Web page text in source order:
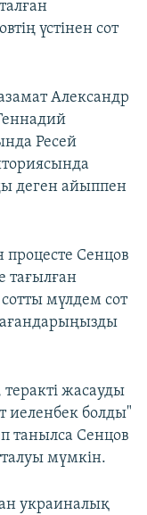
үстінен сот
Александр
Ресей
деген айыппен
процесте Сенцов
тағылған
мүлдем сот
жасауды
иеленбек болды"
танылса Сенцов
мүмкін.
украиналық